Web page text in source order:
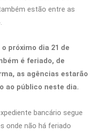
estão entre as
próximo dia 21 de
é feriado, de
as agências estarão
ao público neste dia.
bancário segue
onde não há feriado